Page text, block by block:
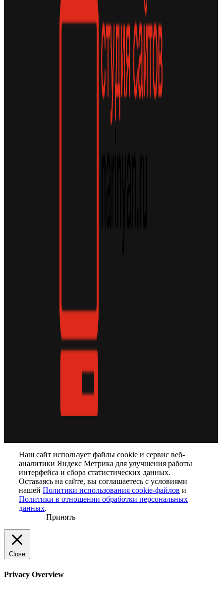
Наш сайт использует файлы cookie и сервис веб-
аналитики Яндекс Метрика для улучшения работы
интерфейса и сбора статистических данных.
Оставаясь на сайте, вы соглашаетесь с условиями
нашей Политики использования cookie-файлов и
Политики в отношении обработки персональных
данных.
Принять
Close
Privacy Overview